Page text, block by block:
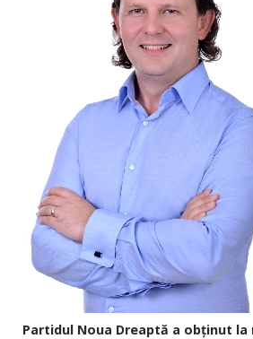
Partidul Noua Dreaptă a obținut la